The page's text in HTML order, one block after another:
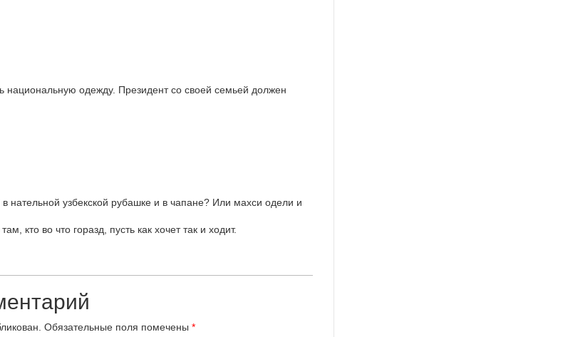
одежду. Президент со своей семьей должен
нательной узбекской рубашке и в чапане? Или махси одели и
кто во что горазд, пусть как хочет так и ходит.
Обязательные поля помечены *